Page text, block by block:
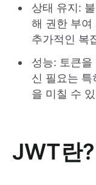
상태 유지:
해 권한 부여
추가적인 복
성능: 토큰
신 필요는
을 미칠 수
JWT란?